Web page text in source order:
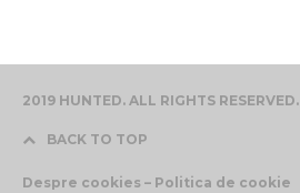
2019 HUNTED. ALL RIGHTS RESERVED.
BACK TO TOP
Despre cookies – Politica de cookie